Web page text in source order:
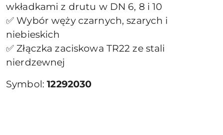
wkładkami z drutu w DN 6, 8 i 10
✅ Wybór węży czarnych, szarych i
niebieskich
✅ Złączka zaciskowa TR22 ze stali
nierdzewnej
Symbol:12292030